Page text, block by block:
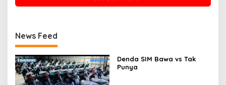
News Feed
Denda SIM Bawa vs Tak
Punya